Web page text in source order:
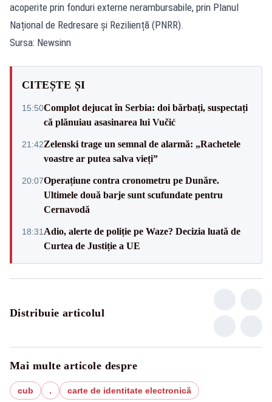
acoperite prin fonduri externe nerambursabile, prin Planul
Național de Redresare și Reziliență (PNRR).
Sursa: Newsinn
CITEȘTE ȘI
15:50Complot dejucat în Serbia: doi bărbați, suspectați
că plănuiau asasinarea lui Vučić
21:42Zelenski trage un semnal de alarmă: „Rachetele
voastre ar putea salva vieți”
20:07Operațiune contra cronometru pe Dunăre.
Ultimele două barje sunt scufundate pentru
Cernavodă
18:31 Adio, alerte de poliție pe Waze? Decizia luată de
Curtea de Justiție a UE
Distribuie articolul
Mai multe articole despre
cub . carte de identitate electronică